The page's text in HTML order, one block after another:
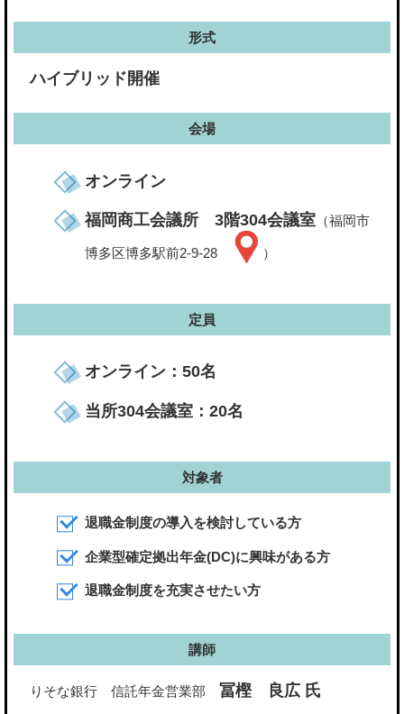
形式
ハイブリッド開催
会場
オンライン
福岡商工会議所 3階304会議室 （福岡市
博多区博多駅前2-9-28 ）
定員
オンライン：50名
当所304会議室：20名
対象者
退職金制度の導入を検討している方
企業型確定拠出年金(DC)に興味がある方
退職金制度を充実させたい方
講師
りそな銀行 信託年金営業部冨樫 良広 氏